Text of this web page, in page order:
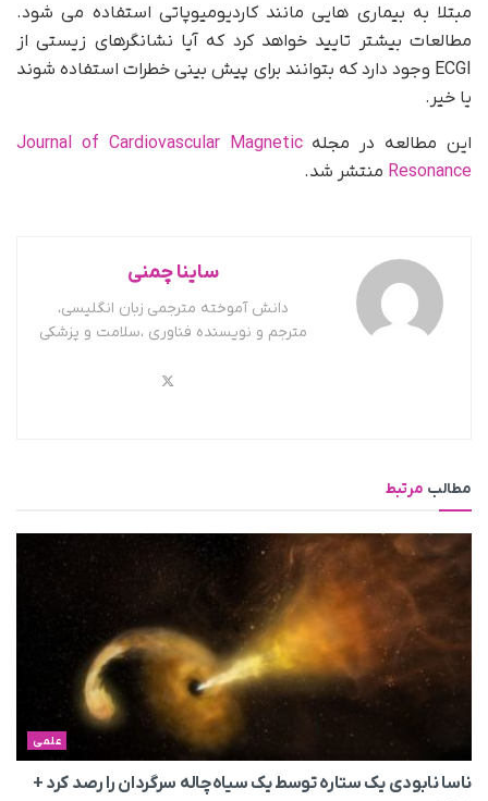
مبتلا به بیماری هایی مانند کاردیومیوپاتی استفاده می شود.
مطالعات بیشتر تایید خواهد کرد که آیا نشانگرهای زیستی از
ECGI وجود دارد که بتوانند برای پیش بینی خطرات استفاده شوند
یا خیر.
این مطالعه در مجلهJournal of Cardiovascular Magnetic
Resonance منتشر شد.
ساینا چمنی
دانش آموخته مترجمی زبان انگلیسی،
مترجم و نویسنده فناوری ،سلامت و پزشکی
مطالب مرتبط
علمی
ناسا نابودی یک ستاره توسط یک سیاه‌چاله سرگردان را رصد کرد +